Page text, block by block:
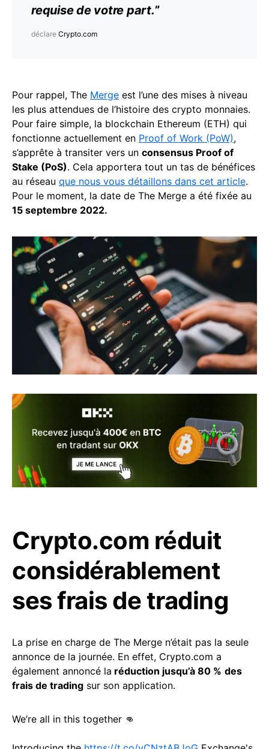
requise de votre part.”
déclare Crypto.com
Pour rappel, The Merge est l’une des mises à niveau
les plus attendues de l’histoire des crypto monnaies.
Pour faire simple, la blockchain Ethereum (ETH) qui
fonctionne actuellement en Proof of Work (PoW),
s’apprête à transiter vers un consensus Proof of
Stake (PoS). Cela apportera tout un tas de bénéfices
au réseau que nous vous détaillons dans cet article.
Pour le moment, la date de The Merge a été fixée au
15 septembre 2022.
Crypto.com réduit
considérablement
ses frais de trading
La prise en charge de The Merge n’était pas la seule
annonce de la journée. En effet, Crypto.com a
également annoncé la réduction jusqu’à 80 % des
frais de trading sur son application.
We’re all in this together 👊